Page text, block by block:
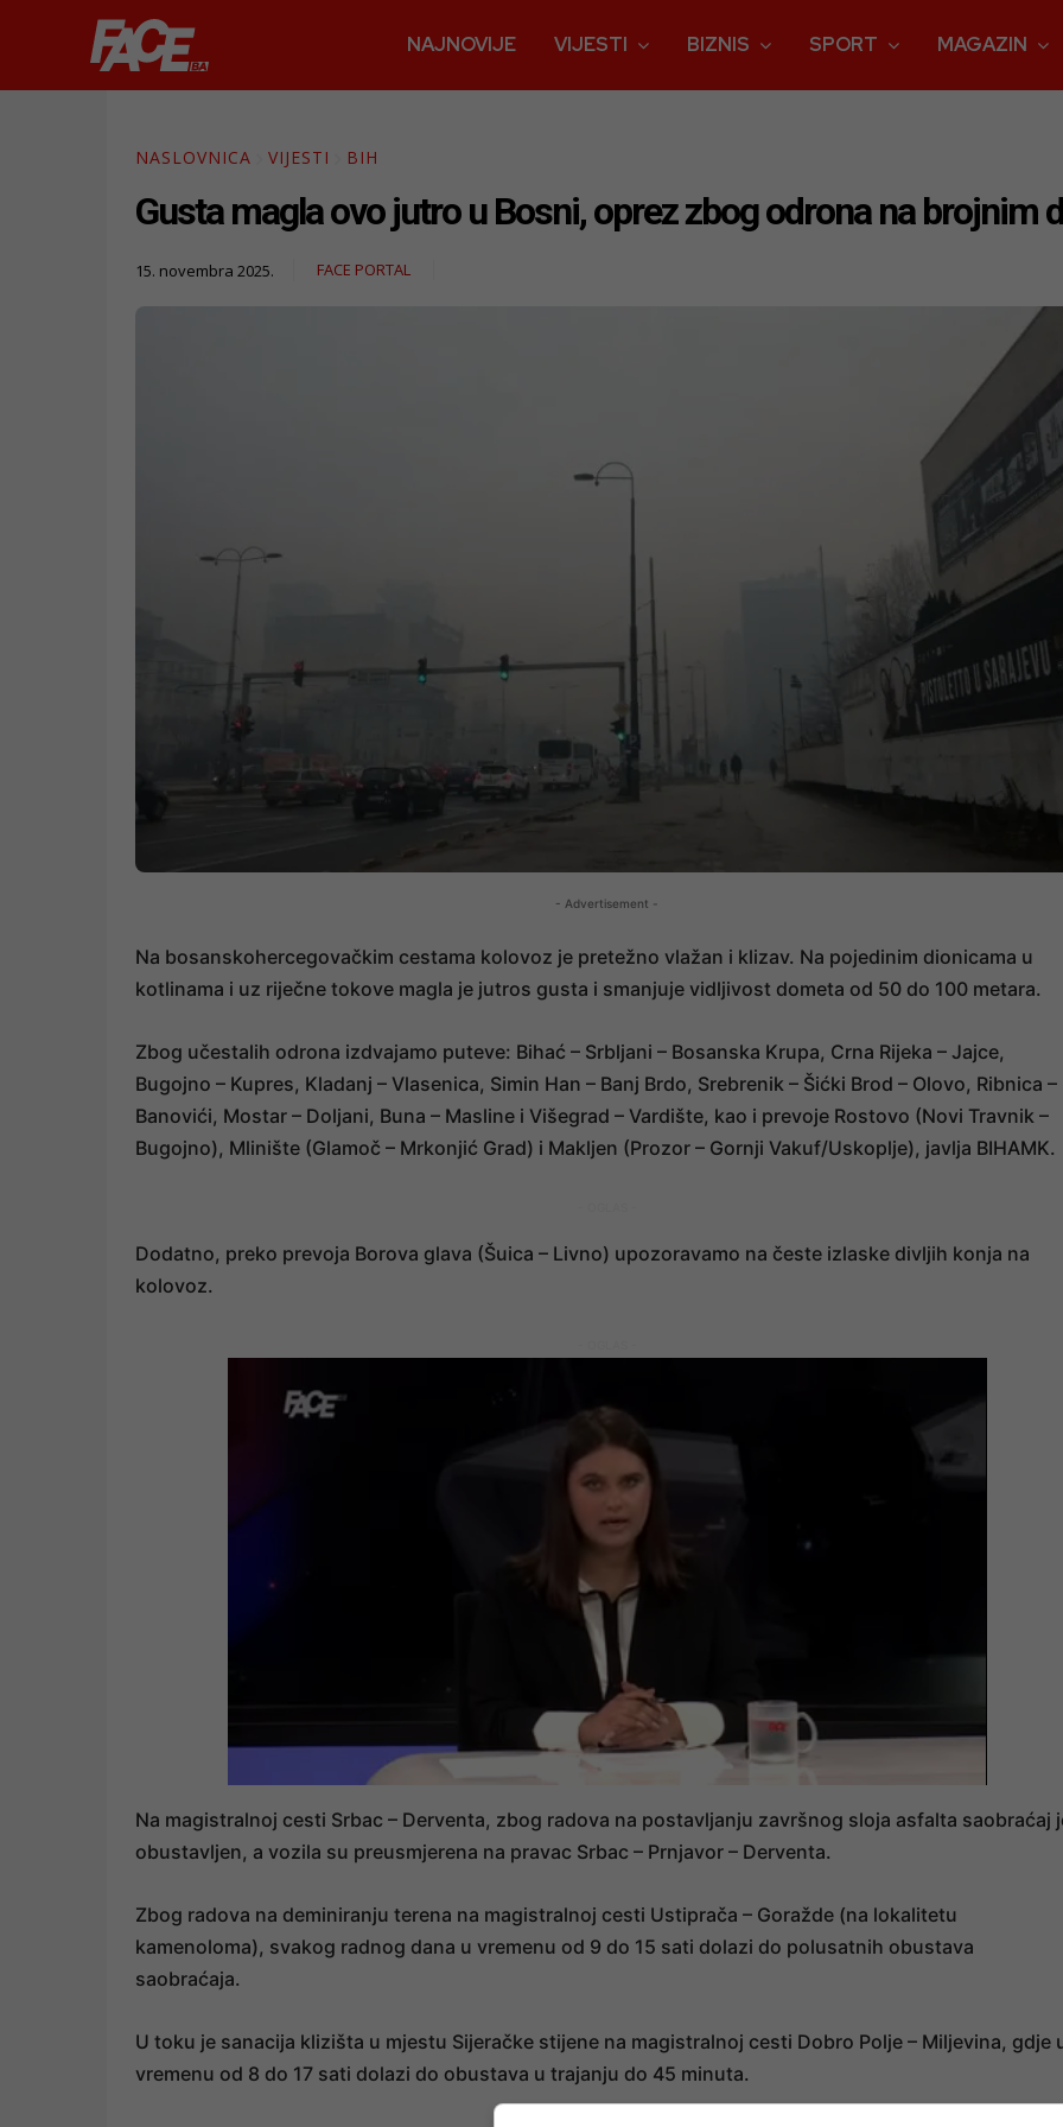
NAJNOVIJE VIJESTI BIZNIS SPORT MAGAZIN
NASLOVNICA VIJESTI BIH
Gusta magla ovo jutro u Bosni, oprez zbog odrona na brojnim
15. novembra 2025. FACE PORTAL
- Advertisement -
Na bosanskohercegovačkim cestama kolovoz je pretežno vlažan i klizav. Na pojedinim dionicama u
kotlinama i uz riječne tokove magla je jutros gusta i smanjuje vidljivost dometa od 50 do 100 metara.
Zbog učestalih odrona izdvajamo puteve: Bihać – Srbljani – Bosanska Krupa, Crna Rijeka – Jajce,
Bugojno – Kupres, Kladanj – Vlasenica, Simin Han – Banj Brdo, Srebrenik – Šićki Brod – Olovo, Ribnica –
Banovići, Mostar – Doljani, Buna – Masline i Višegrad – Vardište, kao i prevoje Rostovo (Novi Travnik –
Bugojno), Mlinište (Glamoč – Mrkonjić Grad) i Makljen (Prozor – Gornji Vakuf/Uskoplje), javlja BIHAMK.
Dodatno, preko prevoja Borova glava (Šuica – Livno) upozoravamo na česte izlaske divljih konja na
kolovoz.
Na magistralnoj cesti Srbac – Derventa, zbog radova na postavljanju završnog sloja asfalta saobraćaj
obustavljen, a vozila su preusmjerena na pravac Srbac – Prnjavor – Derventa.
Zbog radova na deminiranju terena na magistralnoj cesti Ustiprača – Goražde (na lokalitetu
kamenoloma), svakog radnog dana u vremenu od 9 do 15 sati dolazi do polusatnih obustava
saobraćaja.
U toku je sanacija klizišta u mjestu Sijeračke stijene na magistralnoj cesti Dobro Polje – Miljevina, gdje
vremenu od 8 do 17 sati dolazi do obustava u trajanju do 45 minuta.